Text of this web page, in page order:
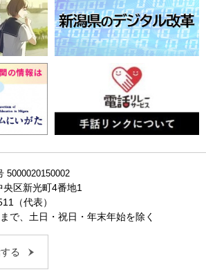
5000020150002
区新光町4番地1
（代表）
で、土日・祝日・年末年始を除く
る